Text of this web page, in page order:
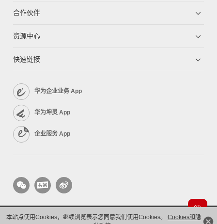
本站点使用Cookies，继续浏览表示您同意我们使用Cookies。 Cookies和隐
合作伙伴
资源中心
快速链接
华为企业业务 App
华为坤灵 App
企业服务 App
版权所有 © 华为技术有限公司 1998-2026。 保留一切权利。粤A2-20044005号